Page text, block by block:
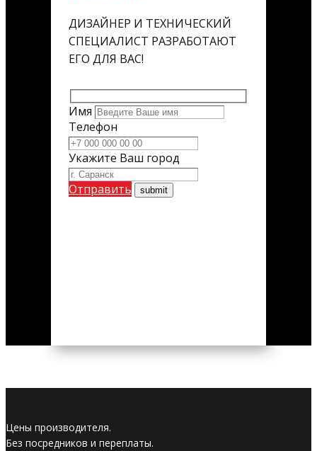
ДИЗАЙНЕР И ТЕХНИЧЕСКИЙ
СПЕЦИАЛИСТ РАЗРАБОТАЮТ
ЕГО ДЛЯ ВАС!
Имя
Телефон
Укажите Ваш город
Отправить
Цены производителя.
Без посредников и переплаты.